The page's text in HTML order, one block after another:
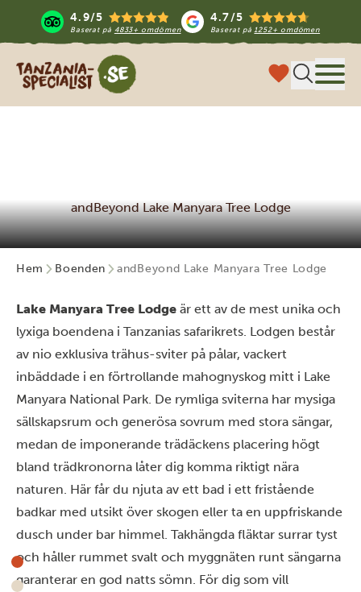
4.9/5
Baserat på 4833+ omdömen
4.7/5
Baserat på1252+ omdömen
Tanzania Specialist
andBeyond Lake Manyara Tree Lodge
Hem Boenden andBeyond Lake Manyara Tree Lodge
Lake Manyara Tree Lodge är ett av de mest unika och
lyxiga boendena i Tanzanias safarikrets. Lodgen består
av nio exklusiva trähus-sviter på pålar, vackert
inbäddade i en förtrollande mahognyskog mitt i Lake
Manyara National Park. De rymliga sviterna har mysiga
sällskapsrum och generösa sovrum med stora sängar,
medan de imponerande trädäckens placering högt
bland trädkronorna låter dig komma riktigt nära
naturen. Här får du njuta av ett bad i ett fristående
badkar med utsikt över skogen eller ta en uppfriskande
dusch under bar himmel. Takhängda fläktar surrar tyst
och håller rummet svalt och myggnäten runt sängarna
garanterar en god natts sömn. För dig som vill